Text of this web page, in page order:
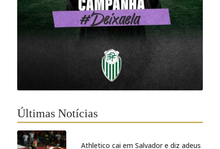
Últimas Notícias
Athletico cai em Salvador e diz adeus